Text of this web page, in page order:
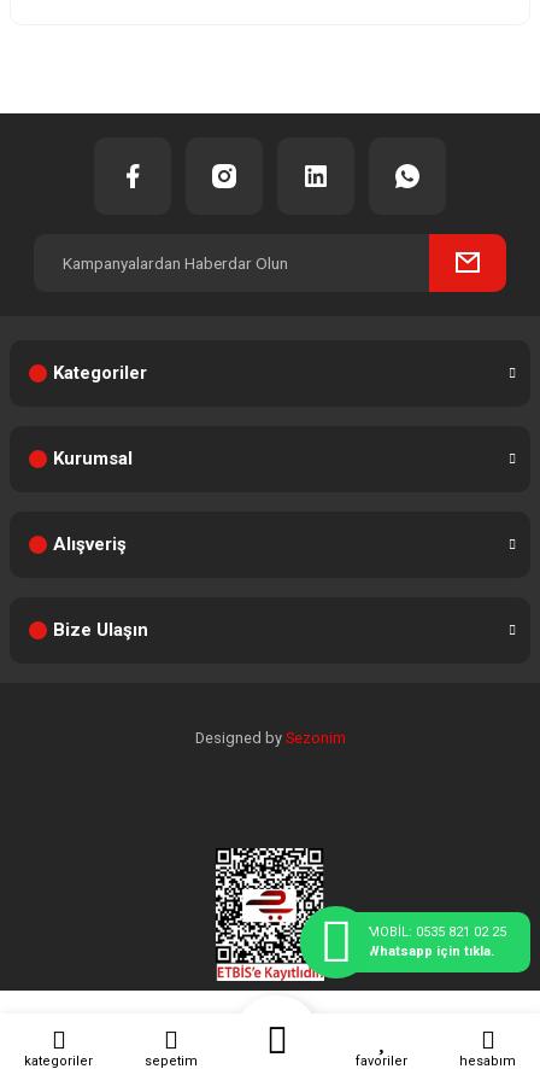
kategoriler sepetim favoriler hesabım
Kategoriler
Kurumsal
Alışveriş
Bize Ulaşın
Designed by Sezonim
MOBİL: 0535 821 02 25
Whatsapp için tıkla.
ideasoft